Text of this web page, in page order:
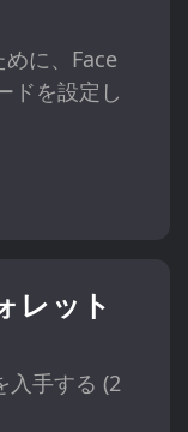
に、Face
ドを設定し
レット
入手する (2